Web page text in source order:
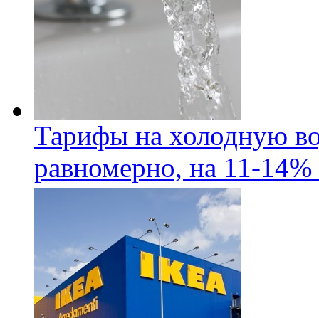
Тарифы на холодную
равномерно, на 11-14%